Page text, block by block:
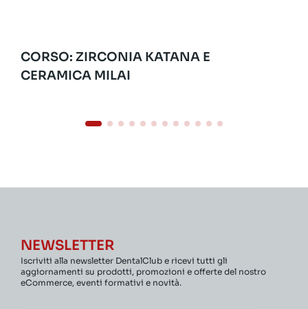
CORSO: ZIRCONIA KATANA E
CERAMICA MILAI
NEWSLETTER
Iscriviti alla newsletter DentalClub e ricevi tutti gli
aggiornamenti su prodotti, promozioni e offerte del nostro
eCommerce, eventi formativi e novità.